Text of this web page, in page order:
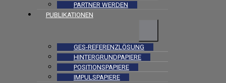
PARTNER WERDEN
PUBLIKATIONEN
GES-REFERENZLÖSUNG
HINTERGRUNDPAPIERE
POSITIONSPAPIERE
IMPULSPAPIERE